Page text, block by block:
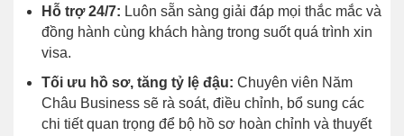
Hỗ trợ 24/7: Luôn sẵn sàng giải đáp mọi thắc mắc và
đồng hành cùng khách hàng trong suốt quá trình xin
visa.
Tối ưu hồ sơ, tăng tỷ lệ đậu: Chuyên viên Năm
Châu Business sẽ rà soát, điều chỉnh, bổ sung các
chi tiết quan trọng để bộ hồ sơ hoàn chỉnh và thuyết